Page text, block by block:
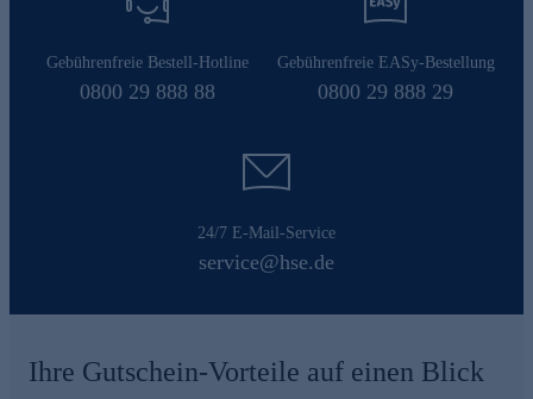
Gebührenfreie Bestell-Hotline
0800 29 888 88
Gebührenfreie EASy-Bestellung
0800 29 888 29
24/7 E-Mail-Service
service@hse.de
Ihre Gutschein-Vorteile auf einen Blick